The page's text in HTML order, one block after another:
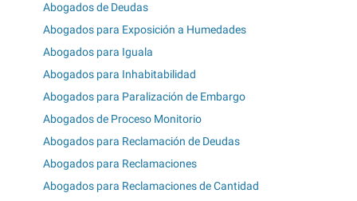
Abogados de Deudas
Abogados para Exposición a Humedades
Abogados para Iguala
Abogados para Inhabitabilidad
Abogados para Paralización de Embargo
Abogados de Proceso Monitorio
Abogados para Reclamación de Deudas
Abogados para Reclamaciones
Abogados para Reclamaciones de Cantidad